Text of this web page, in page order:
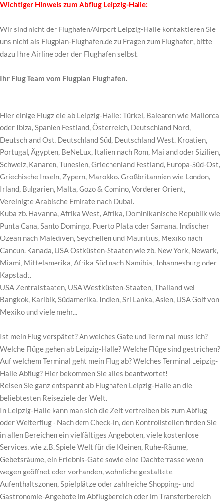
Wichtiger Hinweis zum Abflug Leipzig-Halle:
Wir sind nicht der Flughafen/Airport Leipzig-Halle kontaktieren Sie
uns nicht als Flugplan-Flughafen.de zu Fragen zum Flughafen, bitte
dazu Ihre Airline oder den Flughafen selbst.
Ihr Flug Team vom Flugplan Flughafen.
Hier einige Flugziele ab Leipzig-Halle: Türkei, Balearen wie Mallorca
oder Ibiza, Spanien Festland, Österreich, Deutschland Nord,
Deutschland Ost, Deutschland Süd, Deutschland West. Kroatien,
Portugal, Ägypten, BeNeLux, Italien nach Rom, Mailand oder Sizilien,
Schweiz, Kanaren, Tunesien, Griechenland Festland, Europa-Süd-Ost,
Griechische Inseln, Zypern, Marokko. Großbritannien wie London,
Irland, Bulgarien, Malta, Gozo & Comino, Vorderer Orient,
Vereinigte Arabische Emirate nach Dubai.
Kuba zb. Havanna, Afrika West, Afrika, Dominikanische Republik wie
Punta Cana, Santo Domingo, Puerto Plata oder Samana. Indischer
Ozean nach Malediven, Seychellen und Mauritius, Mexiko nach
Cancun. Kanada, USA Ostküsten-Staaten wie zb. New York, Newark,
Miami, Mittelamerika, Afrika Süd nach Namibia, Johannesburg oder
Kapstadt.
USA Zentralstaaten, USA Westküsten-Staaten, Thailand wei
Bangkok, Karibik, Südamerika. Indien, Sri Lanka, Asien, USA Golf von
Mexiko und viele mehr...
Ist mein Flug verspätet? An welches Gate und Terminal muss ich?
Welche Flüge gehen ab Leipzig-Halle? Welche Flüge sind gestrichen?
Auf welchem Terminal geht mein Flug ab? Welches Terminal Leipzig-
Halle Abflug? Hier bekommen Sie alles beantwortet!
Reisen Sie ganz entspannt ab Flughafen Leipzig-Halle an die
beliebtesten Reiseziele der Welt.
In Leipzig-Halle kann man sich die Zeit vertreiben bis zum Abflug
oder Weiterflug - Nach dem Check-in, den Kontrollstellen finden Sie
in allen Bereichen ein vielfältiges Angeboten, viele kostenlose
Services, wie z.B. Spiele Welt für die Kleinen, Ruhe-Räume,
Gebetsräume, ein Erlebnis-Gate sowie eine Dachterrasse wenn
wegen geöffnet oder vorhanden, wohnliche gestaltete
Aufenthaltszonen, Spielplätze oder zahlreiche Shopping- und
Gastronomie-Angebote im Abflugbereich oder im Transferbereich